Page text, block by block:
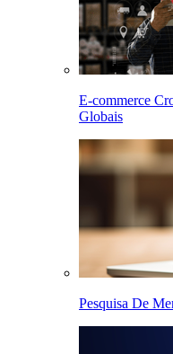
E-commerce
Globais
Pesquisa De